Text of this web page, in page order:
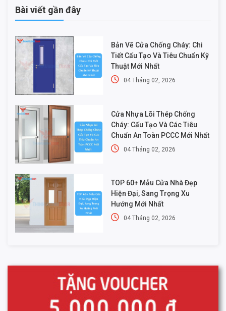
Bài viết gần đây
Bản Vẽ Cửa Chống Cháy: Chi
Tiết Cấu Tạo Và Tiêu Chuẩn Kỹ
Thuật Mới Nhất
04 Tháng 02, 2026
Cửa Nhựa Lõi Thép Chống
Cháy: Cấu Tạo Và Các Tiêu
Chuẩn An Toàn PCCC Mới Nhất
04 Tháng 02, 2026
TOP 60+ Mẫu Cửa Nhà Đẹp
Hiện Đại, Sang Trọng Xu
Hướng Mới Nhất
04 Tháng 02, 2026